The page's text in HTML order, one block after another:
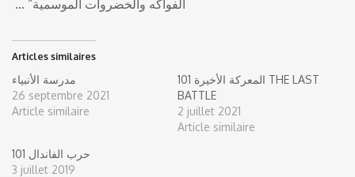
Articles similaires
مدرسة الأنبياء
26 septembre 2021
Article similaire
المعركة الأخيرة 101 THE LAST
BATTLE
2 juillet 2021
Article similaire
101 حرب الفاندال
3 juillet 2019